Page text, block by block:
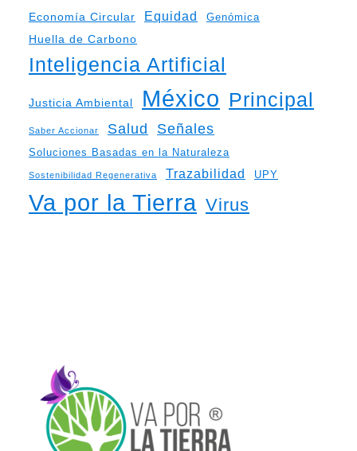
Economía Circular Equidad Genómica
Huella de Carbono
Inteligencia Artificial
Justicia Ambiental México Principal
Saber Accionar Salud Señales
Soluciones Basadas en la Naturaleza
Sostenibilidad Regenerativa Trazabilidad UPY
Va por la Tierra Virus